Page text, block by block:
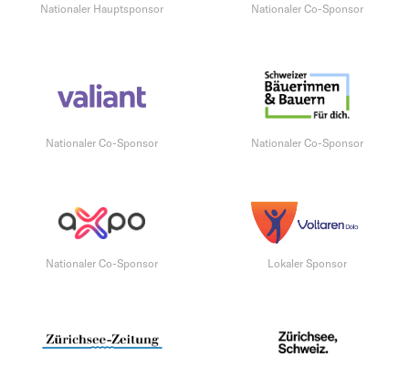
Nationaler Hauptsponsor Nationaler Co-Sponsor
Nationaler Co-Sponsor Nationaler Co-Sponsor
Nationaler Co-Sponsor Lokaler Sponsor